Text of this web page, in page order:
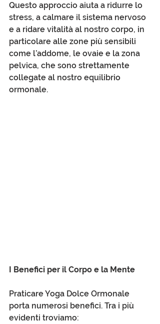
Questo approccio aiuta a ridurre lo
stress, a calmare il sistema nervoso
e a ridare vitalità al nostro corpo, in
particolare alle zone più sensibili
come l’addome, le ovaie e la zona
pelvica, che sono strettamente
collegate al nostro equilibrio
ormonale.
I Benefici per il Corpo e la Mente
Praticare Yoga Dolce Ormonale
porta numerosi benefici. Tra i più
evidenti troviamo: